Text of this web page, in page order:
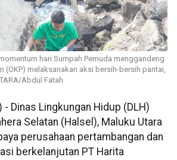
hari Sumpah Pemuda menggandeng
(OKP) melaksanakan aksi bersih-bersih pantai,
Abdul Fatah
- Dinas Lingkungan Hidup (DLH)
Selatan (Halsel), Maluku Utara
perusahaan pertambangan dan
berkelanjutan PT Harita